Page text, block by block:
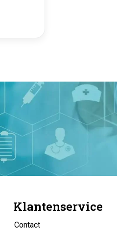
Klantenservice
Contact